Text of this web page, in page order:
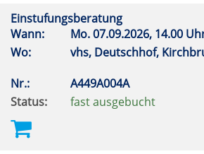
Einstufungsberatung
Wann:
Mo.07.09.2026, 14.00
Wo:
vhs, Deutschhof,
Nr.:
A449A004A
Status:
fast ausgebucht